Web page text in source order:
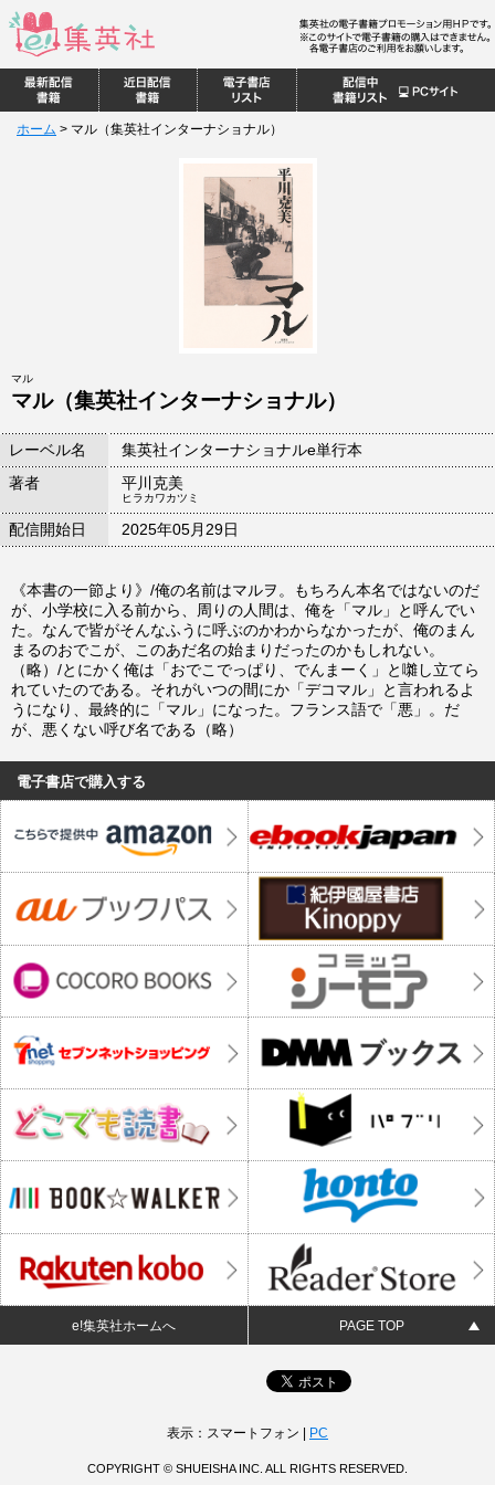
ホーム > マル（集英社インターナショナル）
マル
マル（集英社インターナショナル）
レーベル名
集英社インターナショナルe単行本
著者
平川克美
ヒラカワカツミ
配信開始日 2025年05月29日
《本書の一節より》/俺の名前はマルヲ。もちろん本名ではないのだ
が、小学校に入る前から、周りの人間は、俺を「マル」と呼んでい
た。なんで皆がそんなふうに呼ぶのかわからなかったが、俺のまん
まるのおでこが、このあだ名の始まりだったのかもしれない。
（略）/とにかく俺は「おでこでっぱり、でんまーく」と囃し立てら
れていたのである。それがいつの間にか「デコマル」と言われるよ
うになり、最終的に「マル」になった。フランス語で「悪」。だ
が、悪くない呼び名である（略）
電子書店で購入する
e!集英社ホームへ PAGE TOP
表示：スマートフォン | PC
COPYRIGHT © SHUEISHA INC. ALL RIGHTS RESERVED.